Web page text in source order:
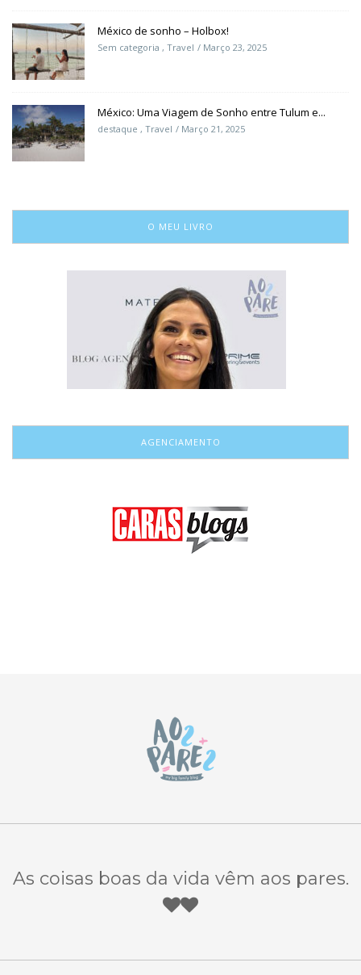
México de sonho – Holbox!
Sem categoria , Travel Março 23, 2025
México: Uma Viagem de Sonho entre Tulum e...
destaque , Travel Março 21, 2025
O MEU LIVRO
AGENCIAMENTO
As coisas boas da vida vêm aos pares.